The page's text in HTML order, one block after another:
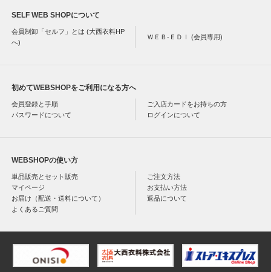
SELF WEB SHOPについて
会員制卸「セルフ」とは (大西衣料HP
へ)
ＷＥＢ-ＥＤＩ (会員専用)
初めてWEBSHOPをご利用になる方へ
会員登録と手順
ご入店カードをお持ちの方
パスワードについて
ログインについて
WEBSHOPの使い方
単品販売とセット販売
ご注文方法
マイページ
お支払い方法
お届け（配送・送料について）
返品について
よくあるご質問